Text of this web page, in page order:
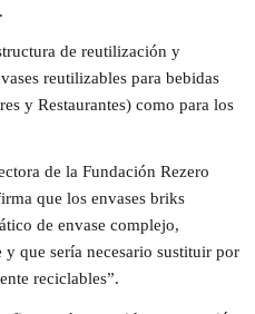
de reutilización y
reutilizables para bebidas
y Restaurantes) como para los
de la Fundación Rezero
que los envases briks
de envase complejo,
que sería necesario sustituir por
reciclables”.